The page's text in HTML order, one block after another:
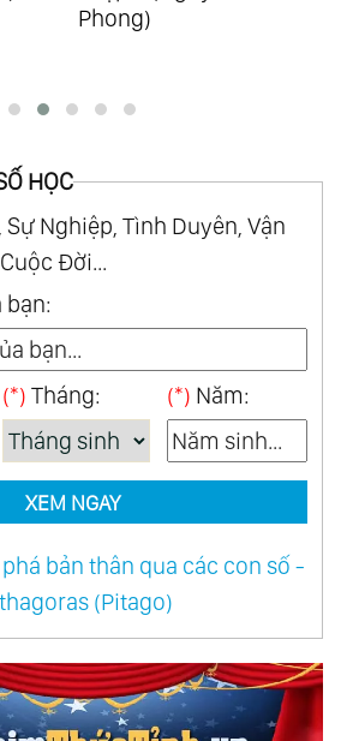
Weiss)
HỌC
Nghiệp, Tình Duyên, Vận
Đời...
bạn:
(*) Tháng: (*) Năm:
XEM NGAY
bản thân qua các con số -
(Pitago)